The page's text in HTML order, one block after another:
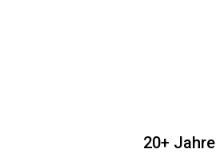
20+ Jahre